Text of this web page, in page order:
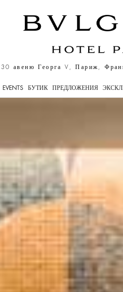
30 авеню Георга V, Париж,
EVENTS БУТИК ПРЕДЛОЖЕНИЯ